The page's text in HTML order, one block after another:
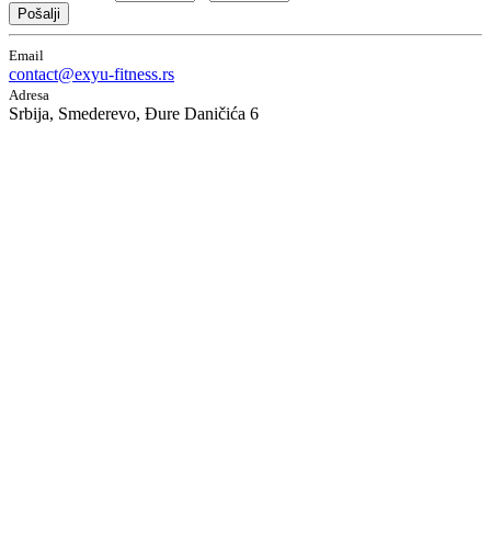
Pošalji
Email
contact@exyu-fitness.rs
Adresa
Srbija, Smederevo, Đure Daničića 6